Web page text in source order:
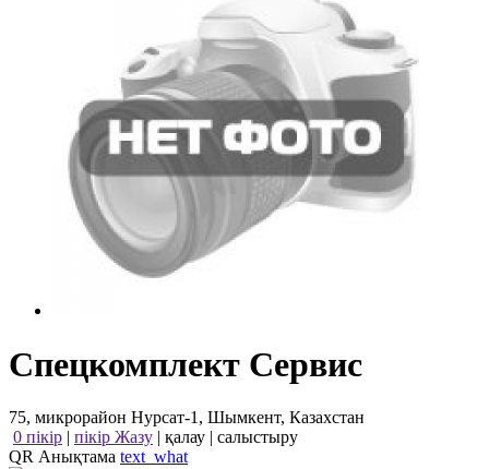
Спецкомплект Сервис
75, микрорайон Нурсат-1, Шымкент, Казахстан
0 пікір | пікір Жазу | қалау | салыстыру
QR Анықтама text_what